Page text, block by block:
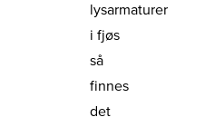
lysarmaturer
i fjøs
så
finnes
det